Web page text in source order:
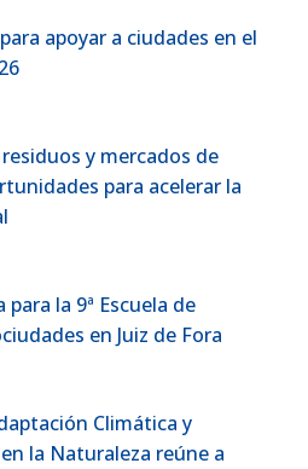
apoyar a ciudades en el
y mercados de
para acelerar la
la 9ª Escuela de
en Juiz de Fora
Climática y
la Naturaleza reúne a